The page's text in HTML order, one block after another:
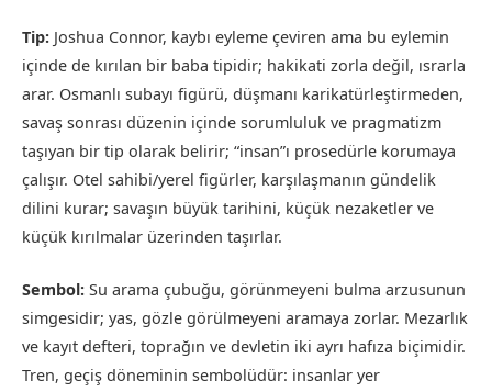
Tip: Joshua Connor, kaybı eyleme çeviren ama bu eylemin
içinde de kırılan bir baba tipidir; hakikati zorla değil, ısrarla
arar. Osmanlı subayı figürü, düşmanı karikatürleştirmeden,
savaş sonrası düzenin içinde sorumluluk ve pragmatizm
taşıyan bir tip olarak belirir; “insan”ı prosedürle korumaya
çalışır. Otel sahibi/yerel figürler, karşılaşmanın gündelik
dilini kurar; savaşın büyük tarihini, küçük nezaketler ve
küçük kırılmalar üzerinden taşırlar.
Sembol: Su arama çubuğu, görünmeyeni bulma arzusunun
simgesidir; yas, gözle görülmeyeni aramaya zorlar. Mezarlık
ve kayıt defteri, toprağın ve devletin iki ayrı hafıza biçimidir.
Tren, geçiş döneminin sembolüdür: insanlar yer